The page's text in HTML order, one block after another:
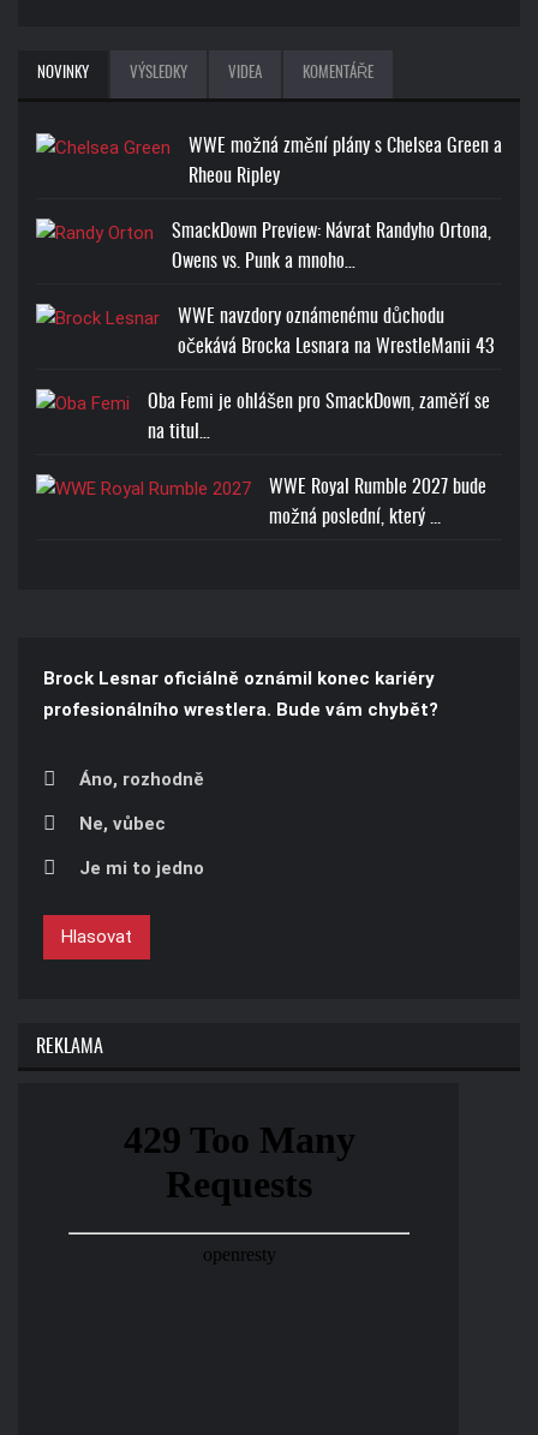
NOVINKY VÝSLEDKY VIDEA KOMENTÁŘE
WWE možná změní plány s Chelsea Green a
Rheou Ripley
SmackDown Preview: Návrat Randyho Ortona,
Owens vs. Punk a mnoho…
WWE navzdory oznámenému důchodu
očekává Brocka Lesnara na WrestleManii 43
Oba Femi je ohlášen pro SmackDown, zaměří se
na titul…
WWE Royal Rumble 2027 bude
možná poslední, který ...
Brock Lesnar oficiálně oznámil konec kariéry
profesionálního wrestlera. Bude vám chybět?
Áno, rozhodně
Ne, vůbec
Je mi to jedno
Hlasovat
REKLAMA